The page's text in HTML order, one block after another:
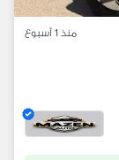
منذ 1 أسبوع